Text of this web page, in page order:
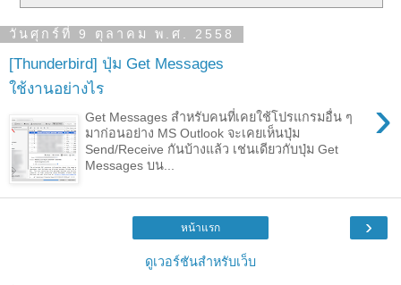
วันศุกร์ที่ 9 ตุลาคม พ.ศ. 2558
[Thunderbird] ปุ่ม Get Messages
ใช้งานอย่างไร
›
Get Messages สำหรับคนที่เคยใช้โปรแกรมอื่น ๆ
มาก่อนอย่าง MS Outlook จะเคยเห็นปุ่ม
Send/Receive กันบ้างแล้ว เช่นเดียวกับปุ่ม Get
Messages บน...
›
หน้าแรก
ดูเวอร์ชันสำหรับเว็บ